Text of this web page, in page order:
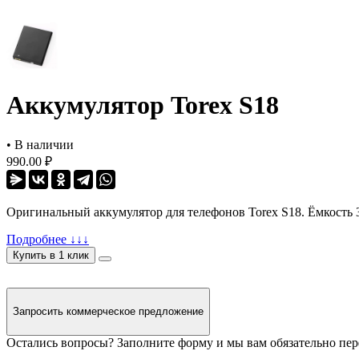
Аккумулятор Torex S18
• В наличии
990.00 ₽
Оригинальный аккумулятор для телефонов Torex S18. Ёмкость
Подробнее ↓↓↓
Купить в 1 клик
Запросить коммерческое предложение
Остались вопросы? Заполните форму и мы вам обязательно